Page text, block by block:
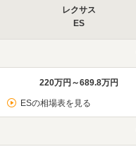
レクサス
ES
220万円～689.8万円
ESの相場表を見る